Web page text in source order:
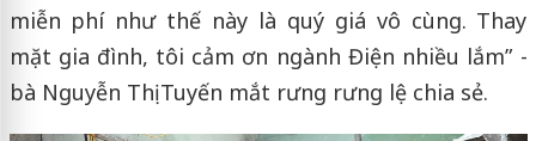
miễn phí như thế này là quý giá vô cùng. Thay
mặt gia đình, tôi cảm ơn ngành Điện nhiều lắm” -
bà Nguyễn Thị Tuyến mắt rưng rưng lệ chia sẻ.